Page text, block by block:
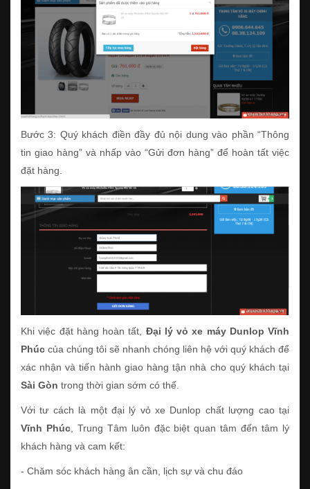
Bước 3: Quý khách điền đầy đủ nội dung vào phần “Thông
tin giao hàng” và nhấp vào “Gửi đơn hàng” để hoàn tất việc
đặt hàng.
Khi việc đặt hàng hoàn tất, Đại lý vỏ xe máy Dunlop Vĩnh
Phúc của chúng tôi sẽ nhanh chóng liên hệ với quý khách để
xác nhận và tiến hành giao hàng tận nhà cho quý khách tại
Sài Gòn trong thời gian sớm có thể.
Với tư cách là một đại lý vỏ xe Dunlop chất lượng cao tại
Vĩnh Phúc, Trung Tâm luôn đặc biệt quan tâm đến tâm lý
khách hàng và cam kết:
- Chăm sóc khách hàng ân cần, lịch sự và chu đáo